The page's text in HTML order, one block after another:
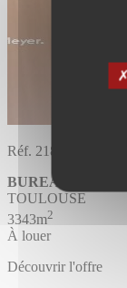
Réf. 218669
BUREAUX
TOULOUSE
3343m2
À louer
Découvrir l'offre